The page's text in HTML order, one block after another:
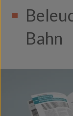
Bahn